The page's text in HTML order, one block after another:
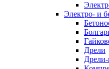
Электро- и
Дрели